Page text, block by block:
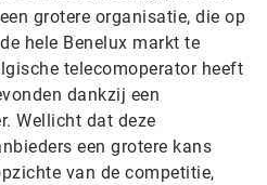
grotere organisatie, die op
hele Benelux markt te
telecomoperator heeft
dankzij een
Wellicht dat deze
een grotere kans
van de competitie,